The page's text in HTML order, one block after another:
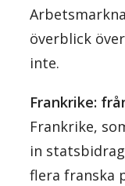
överblick
inte.
Frankrike:
Frankrike,
in
flera franska